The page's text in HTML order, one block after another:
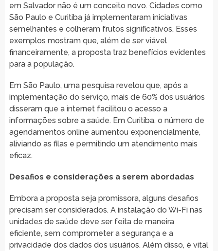
em Salvador não é um conceito novo. Cidades como
São Paulo e Curitiba já implementaram iniciativas
semelhantes e colheram frutos significativos. Esses
exemplos mostram que, além de ser viável
financeiramente, a proposta traz benefícios evidentes
para a população.
Em São Paulo, uma pesquisa revelou que, após a
implementação do serviço, mais de 60% dos usuários
disseram que a internet facilitou o acesso a
informações sobre a saúde. Em Curitiba, o número de
agendamentos online aumentou exponencialmente,
aliviando as filas e permitindo um atendimento mais
eficaz.
Desafios e considerações a serem abordadas
Embora a proposta seja promissora, alguns desafios
precisam ser considerados. A instalação do Wi-Fi nas
unidades de saúde deve ser feita de maneira
eficiente, sem comprometer a segurança e a
privacidade dos dados dos usuários. Além disso, é vital